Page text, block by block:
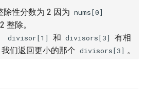
n 位数
词
除性分数为 2 因为 nums[0]
整除。
divisor[1] 和 divisors[3]
有相
们返回更小的那个 divisors[3] 。